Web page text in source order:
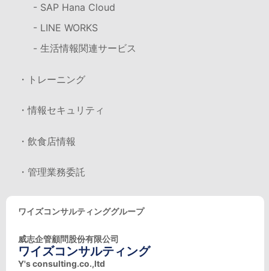
- SAP Hana Cloud
- LINE WORKS
- 生活情報関連サービス
・トレーニング
・情報セキュリティ
・飲食店情報
・管理業務委託
ワイズコンサルティンググループ
威志企管顧問股份有限公司
ワイズコンサルティング
Y's consulting.co.,ltd